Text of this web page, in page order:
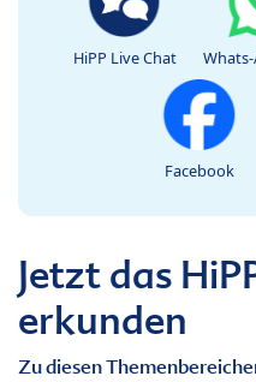
HiPP Live Chat
Facebook
Jetzt das
erkunden
Zu diesen